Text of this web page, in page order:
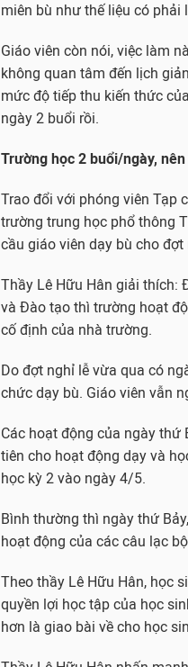
miên bù như thế liệu có
Giáo viên còn nói, việc làm
không quan tâm đến lịch
mức độ tiếp thu kiến thức
ngày 2 buổi rồi.
Trường học 2 buổi/ngày,
Trao đổi với phóng viên Tạp
trường trung học phổ thông
cầu giáo viên dạy bù cho đợt
Thầy Lê Hữu Hân giải thích:
và Đào tạo thì trường hoạt
cố định của nhà trường.
Do đợt nghỉ lễ vừa qua có
chức dạy bù. Giáo viên vẫn
Các hoạt động của ngày thứ
tiên cho hoạt động dạy và
học kỳ 2 vào ngày 4/5.
Bình thường thì ngày thứ
hoạt động của các câu lạc
Theo thầy Lê Hữu Hân, học
quyền lợi học tập của học
hơn là giao bài về cho học